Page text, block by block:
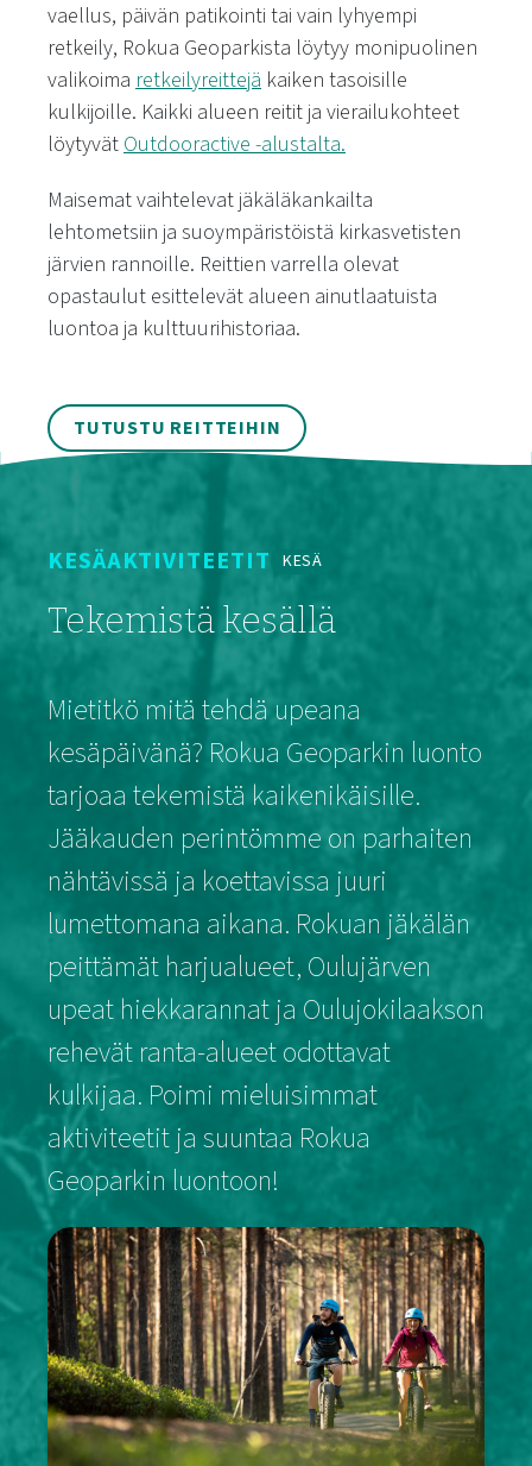
vaellus, päivän patikointi tai vain lyhyempi
retkeily, Rokua Geoparkista löytyy monipuolinen
valikoima retkeilyreittejä kaiken tasoisille
kulkijoille. Kaikki alueen reitit ja vierailukohteet
löytyvätOutdooractive -alustalta.
Maisemat vaihtelevat jäkäläkankailta
lehtometsiin ja suoympäristöistä kirkasvetisten
järvien rannoille. Reittien varrella olevat
opastaulut esittelevät alueen ainutlaatuista
luontoa ja kulttuurihistoriaa.
TUTUSTU REITTEIHIN
KESÄAKTIVITEETIT KESÄ
Tekemistä kesällä
Mietitkö mitä tehdä upeana
kesäpäivänä? Rokua Geoparkin luonto
tarjoaa tekemistä kaikenikäisille.
Jääkauden perintömme on parhaiten
nähtävissä ja koettavissa juuri
lumettomana aikana. Rokuan jäkälän
peittämät harjualueet, Oulujärven
upeat hiekkarannat ja Oulujokilaakson
rehevät ranta-alueet odottavat
kulkijaa. Poimi mieluisimmat
aktiviteetit ja suuntaa Rokua
Geoparkin luontoon!